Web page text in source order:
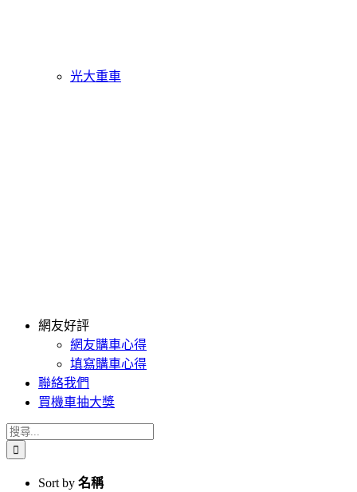
光大重車
網友好評
網友購車心得
填寫購車心得
聯絡我們
買機車抽大獎
搜
索
Sort by 名稱